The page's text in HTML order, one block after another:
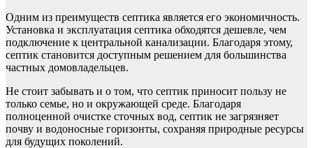
Одним из преимуществ септика является его экономичность.
Установка и эксплуатация септика обходятся дешевле, чем
подключение к центральной канализации. Благодаря этому,
септик становится доступным решением для большинства
частных домовладельцев.
Не стоит забывать и о том, что септик приносит пользу не
только семье, но и окружающей среде. Благодаря
полноценной очистке сточных вод, септик не загрязняет
почву и водоносные горизонты, сохраняя природные ресурсы
для будущих поколений.